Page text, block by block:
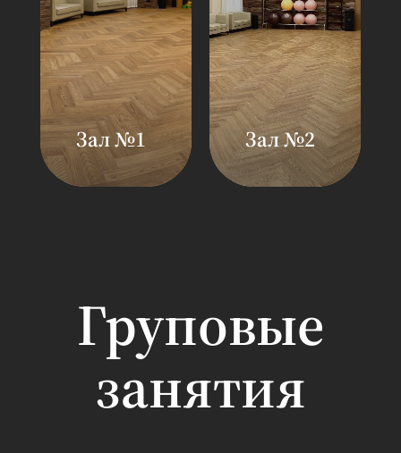
Зал №1
Площадь: 80 кв.
м
аэробных,
силовых и
танцевальных и
функциональных
классов
Зал №2
Площадь: 100
м
аэробных,
силовых и
классов
Груповые
занятия